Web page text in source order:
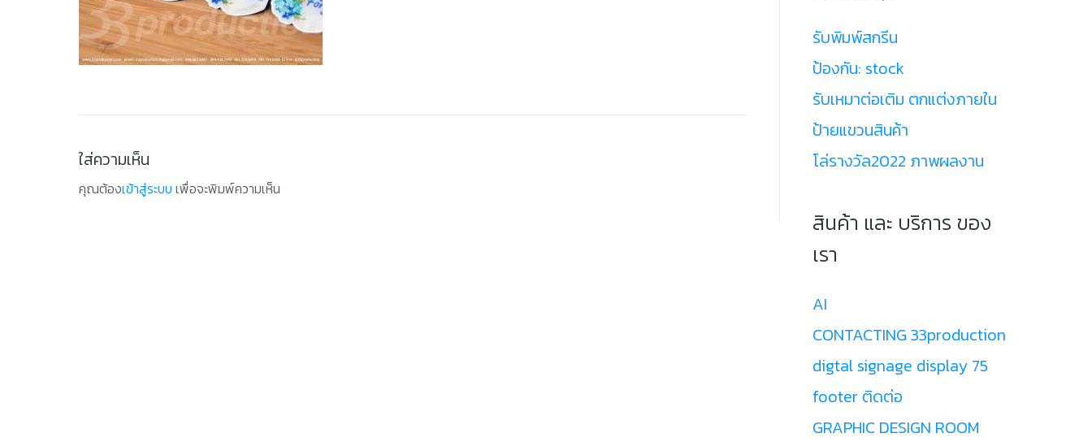
ใส่ความเห็น
คุณต้องเข้าสู่ระบบ เพื่อจะพิมพ์ความเห็น
รับพิมพ์สกรีน
ป้องกัน: stock
รับเหมาต่อเติม ตกแต่งภายใน
ป้ายแขวนสินค้า
โล่รางวัล2022 ภาพผลงาน
สินค้า และ บริการ ของ
เรา
AI
CONTACTING 33production
digtal signage display 75
footer ติดต่อ
GRAPHIC DESIGN ROOM